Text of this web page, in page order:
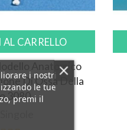
CARRELLO
Anatomico
Di Ossa Della
3080
i nostri
le tue
premi il